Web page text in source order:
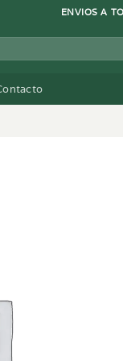
ENVIOS A